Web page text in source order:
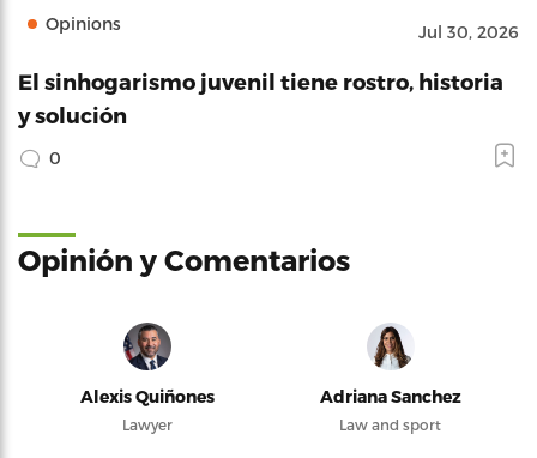
Opinions Jul 30, 2026
El sinhogarismo juvenil tiene rostro, historia
y solución
0
Opinión y Comentarios
Alexis Quiñones
Lawyer
Adriana Sanchez
Law and sport